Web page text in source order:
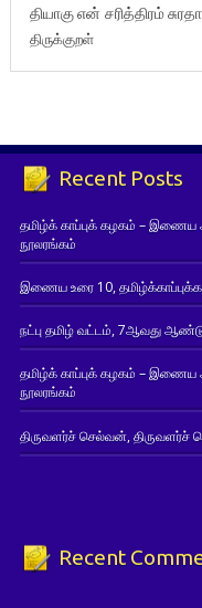
தியாகுஎன் சரித்திரம்சுரதா
திருக்குறள்
Recent Posts
தமிழ்க் காப்புக் கழகம் –
நூலரங்கம்
இணைய உரை 10,
நட்பு தமிழ் வட்டம், 7ஆவது
தமிழ்க் காப்புக் கழகம் –
நூலரங்கம்
திருவளர்ச் செல்வன், திருவளர்ச்
Recent